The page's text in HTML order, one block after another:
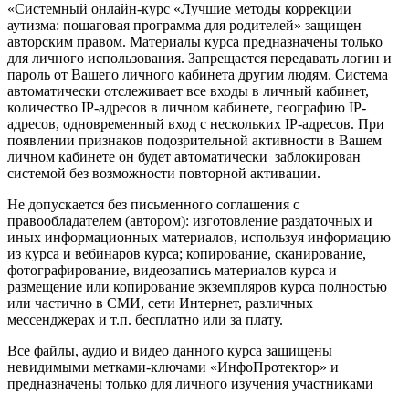
«Системный онлайн-курс «Лучшие методы коррекции
аутизма: пошаговая программа для родителей» защищен
авторским правом. Материалы курса предназначены только
для личного использования. Запрещается передавать логин и
пароль от Вашего личного кабинета другим людям. Система
автоматически отслеживает все входы в личный кабинет,
количество IP-адресов в личном кабинете, географию IP-
адресов, одновременный вход с нескольких IP-адресов. При
появлении признаков подозрительной активности в Вашем
личном кабинете он будет автоматически заблокирован
системой без возможности повторной активации.
Не допускается без письменного соглашения с
правообладателем (автором): изготовление раздаточных и
иных информационных материалов, используя информацию
из курса и вебинаров курса; копирование, сканирование,
фотографирование, видеозапись материалов курса и
размещение или копирование экземпляров курса полностью
или частично в СМИ, сети Интернет, различных
мессенджерах и т.п. бесплатно или за плату.
Все файлы, аудио и видео данного курса защищены
невидимыми метками-ключами «ИнфоПротектор» и
предназначены только для личного изучения участниками